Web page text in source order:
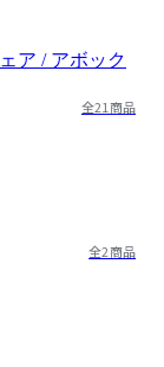
全21商品
全2商品